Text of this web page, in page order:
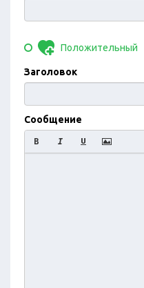
Положительный
Заголовок
Сообщение